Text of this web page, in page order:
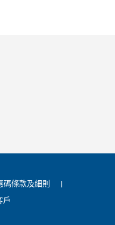
碼條款及細則
|
戶